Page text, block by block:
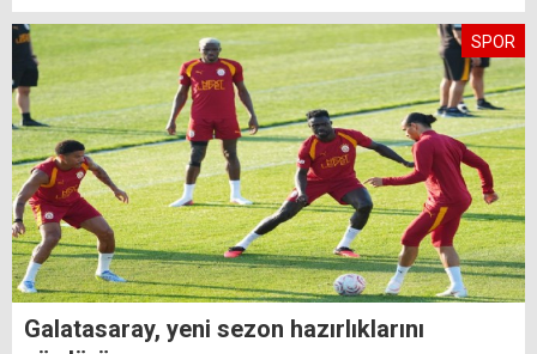
SPOR
Galatasaray, yeni sezon hazırlıklarını